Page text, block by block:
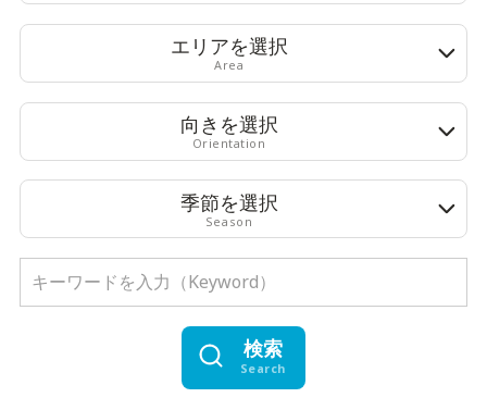
エリアを選択
Area
向きを選択
Orientation
季節を選択
Season
検索
Search